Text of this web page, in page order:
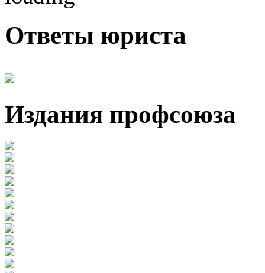
Ответы юриста
Издания профсоюза